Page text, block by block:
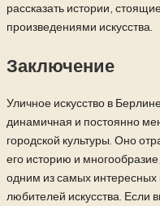
рассказать истории,
произведениями искусства.
Заключение
Уличное искусство в
динамичная и постоянно
городской культуры. Оно
его историю и
одним из самых интересных
любителей искусства. Если